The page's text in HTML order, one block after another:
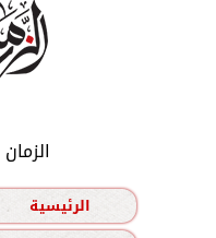
الرئيسية